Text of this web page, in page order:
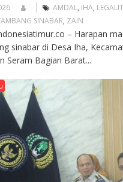
AMDAL, IHA,
SINABAR, ZAIN
– Harapan
sinabar di Desa Iha,
Seram Bagian Barat...